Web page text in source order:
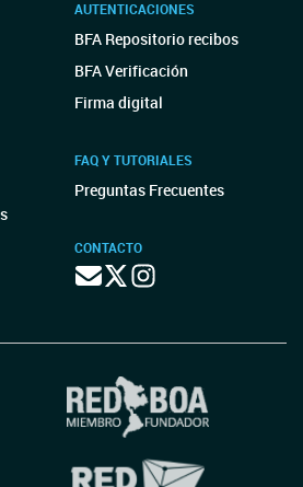
AUTENTICACIONES
BFA Repositorio recibos
BFA Verificación
Firma digital
FAQ Y TUTORIALES
Preguntas Frecuentes
CONTACTO